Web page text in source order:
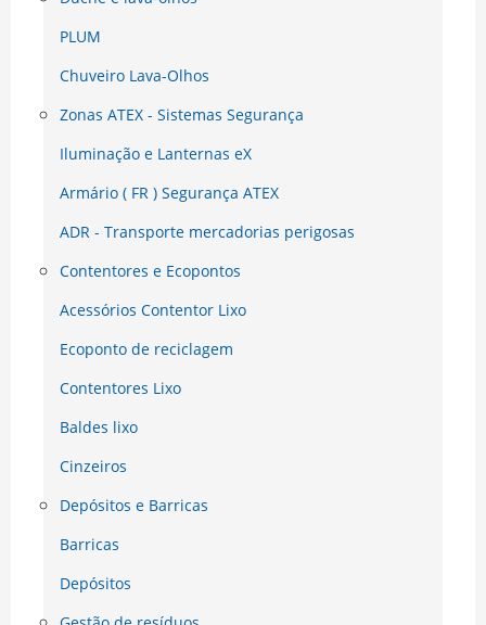
PLUM
Chuveiro Lava-Olhos
Zonas ATEX - Sistemas Segurança
Iluminação e Lanternas eX
Armário ( FR ) Segurança ATEX
ADR - Transporte mercadorias perigosas
Contentores e Ecopontos
Acessórios Contentor Lixo
Ecoponto de reciclagem
Contentores Lixo
Baldes lixo
Cinzeiros
Depósitos e Barricas
Barricas
Depósitos